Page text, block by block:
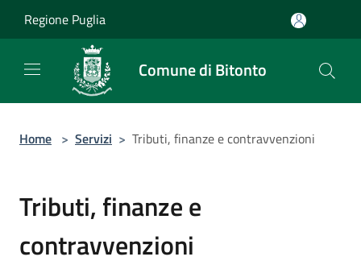
Regione Puglia
Comune di Bitonto
Home > Servizi > Tributi, finanze e contravvenzioni
Tributi, finanze e
contravvenzioni